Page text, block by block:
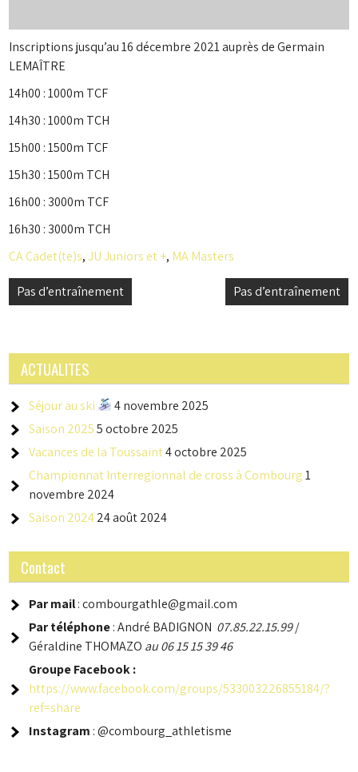
Inscriptions jusqu’au 16 décembre 2021 auprès de Germain
LEMAÎTRE
14h00 : 1000m TCF
14h30 : 1000m TCH
15h00 : 1500m TCF
15h30 : 1500m TCH
16h00 : 3000m TCF
16h30 : 3000m TCH
CA Cadet(te)s,JU Juniors et +, MA Masters
Navigation
l’article
Pas d’entraînement Pas d’entraînement
ACTUALITES
Séjour au ski
4 novembre 2025
Saison 2025 5 octobre 2025
Vacances de la Toussaint4 octobre 2025
Championnat Interregionnal de cross à Combourg 1
novembre 2024
Saison 202424 août 2024
Contact
Par mail: combourgathle@gmail.com
Par téléphone: André BADIGNON 07.85.22.15.99/
Géraldine THOMAZO au 06 15 15 39 46
GroupeFacebook :
https://www.facebook.com/groups/533003226855184/?
ref=share
Instagram : @combourg_athletisme